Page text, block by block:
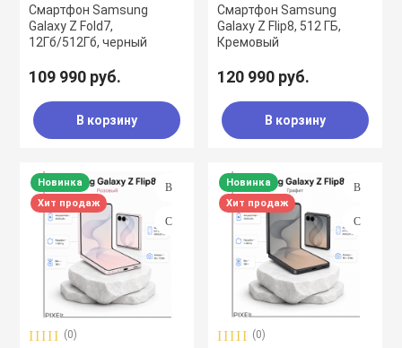
Смартфон Samsung
Galaxy Z Fold7,
12Гб/512Гб, черный
109 990 руб.
В корзину
Смартфон Samsung
Galaxy Z Flip8, 512 ГБ,
Кремовый
120 990 руб.
В корзину
Новинка
Хит продаж
(0)
Новинка
Хит продаж
(0)